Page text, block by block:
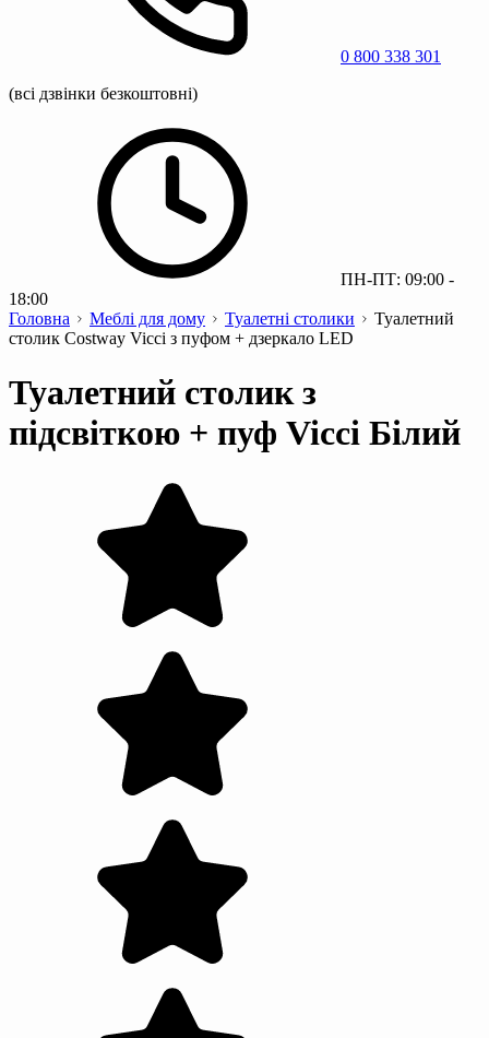
0 800 338 301
(всі дзвінки безкоштовні)
ПН-ПТ: 09:00 -
18:00
Головна
Меблі для дому Туалетні столики
Туалетний
столик Costway Vicci з пуфом + дзеркало LED
Туалетний столик з
підсвіткою + пуф Vicci Білий